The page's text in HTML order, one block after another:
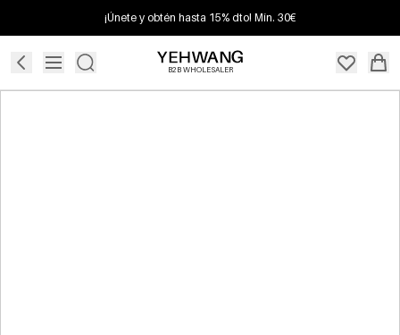
¡Únete y obtén hasta 15% dto! Mín. 30€
B2B WHOLESALER